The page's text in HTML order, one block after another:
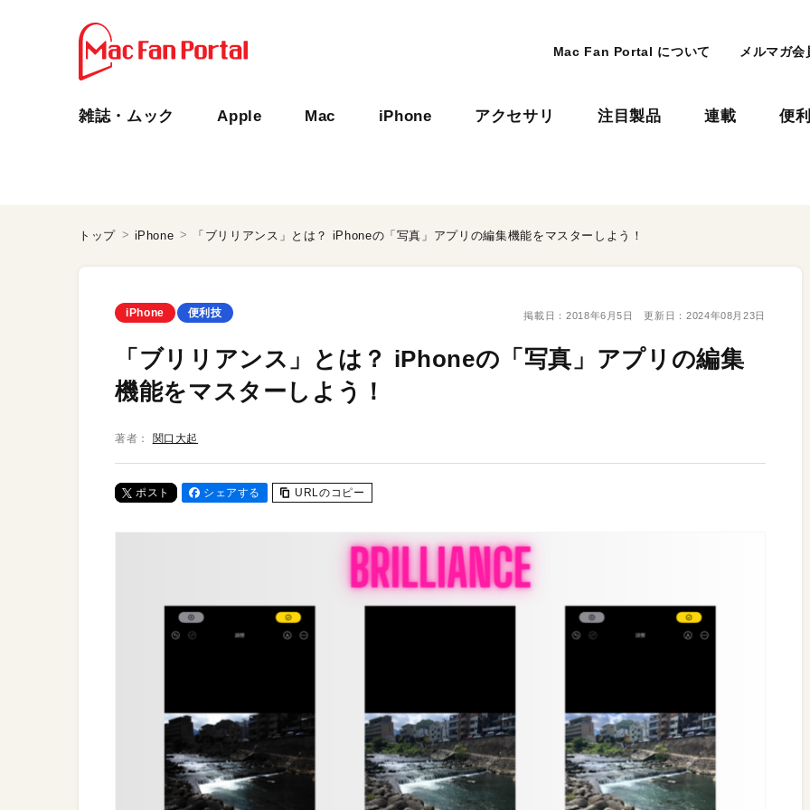
Mac Fan Portal について メルマガ会
雑誌・ムック Apple Mac iPhone アクセサリ 注目製品 連載 便
トップ iPhone 「ブリリアンス」とは？ iPhoneの「写真」アプリの編集機能をマスターしよう！
iPhone 便利技 掲載日： 2018年6月5日 更新日： 2024年08月23日
「ブリリアンス」とは？ iPhoneの「写真」アプリの編集
機能をマスターしよう！
著者： 関口大起
ポスト シェアする URLのコピー